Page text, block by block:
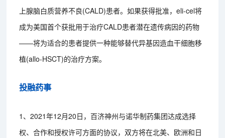
上腺脑白质营养不良(CALD)患者。如果获得批准，eli-cel将
成为美国首个获批用于治疗CALD患者潜在遗传病因的药物
——将为适合的患者提供一种能够替代异基因造血干细胞移
植(allo-HSCT)的治疗方案。
投融药事
1、2021年12月20日，百济神州与诺华制药集团达成选择
权、合作和授权许可方面的协议，双方将在北美、欧洲和日